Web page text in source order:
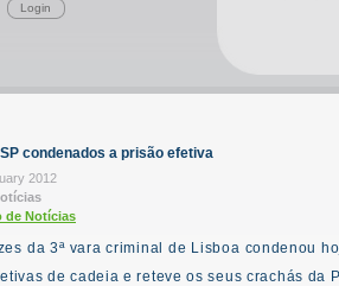
Login
condenados a prisão efetiva
2012
de Notícias
da 3ª vara criminal de Lisboa condenou
de cadeia e reteve os seus crachás